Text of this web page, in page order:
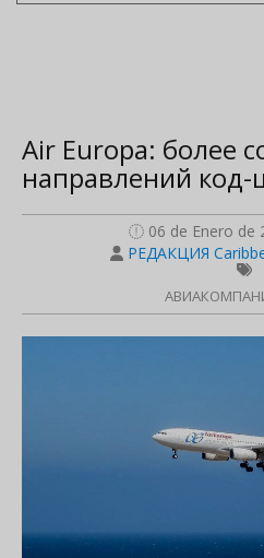
Air Europa: более
направлений код-
06 de Enero de
РЕДАКЦИЯ